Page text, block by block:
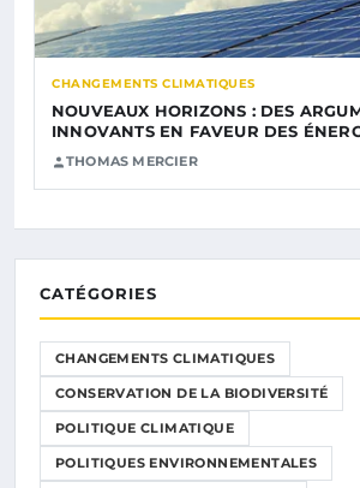
CHANGEMENTS CLIMATIQUES
NOUVEAUX HORIZONS : DES
INNOVANTS EN FAVEUR DES
THOMAS MERCIER
CATÉGORIES
CHANGEMENTS CLIMATIQUES
CONSERVATION DE LA BIODIVERSITÉ
POLITIQUE CLIMATIQUE
POLITIQUES ENVIRONNEMENTALES